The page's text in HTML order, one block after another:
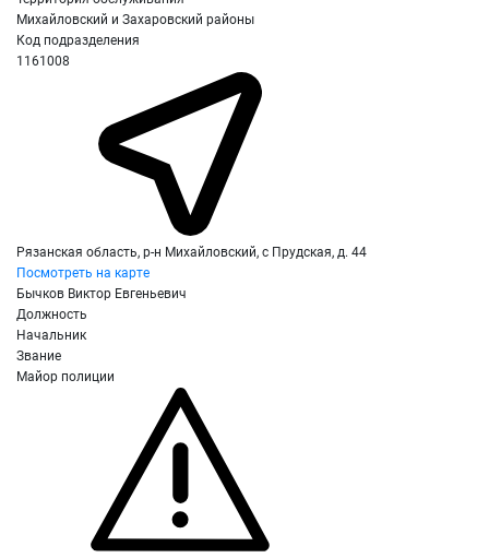
Михайловский и Захаровский районы
Код подразделения
1161008
Рязанская область, р-н Михайловский, с Прудская, д. 44
Посмотреть на карте
Бычков Виктор Евгеньевич
Должность
Начальник
Звание
Майор полиции